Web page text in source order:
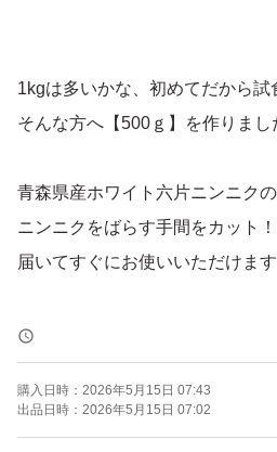
1kgは多いかな、初めてだから試
そんな方へ【500ｇ】を作りまし
青森県産ホワイト六片ニンニク
ニンニクをばらす手間をカット！
届いてすぐにお使いいただけま
大小混合ではありますが一粒が
せ使い分けられます！
取引が増えてきた中で、サイズ
購入日時： 2026年5月15日 07:43
出品日時： 2026年5月15日 07:02